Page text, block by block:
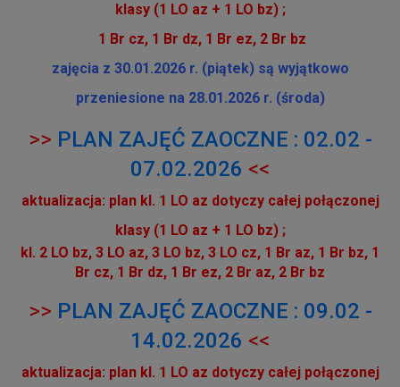
klasy (1 LO az + 1 LO bz) ;
1 Br cz, 1 Br dz, 1 Br ez, 2 Br bz
zajęcia z 30.01.2026 r. (piątek) są wyjątkowo
przeniesione na 28.01.2026 r. (środa)
>> PLAN ZAJĘĆ ZAOCZNE : 02.02 -
07.02.2026 <<
aktualizacja: plan kl. 1 LO az dotyczy całej połączonej
klasy (1 LO az + 1 LO bz) ;
kl. 2 LO bz, 3 LO az, 3 LO bz, 3 LO cz, 1 Br az, 1 Br bz, 1
Br cz, 1 Br dz, 1 Br ez, 2 Br az, 2 Br bz
>> PLAN ZAJĘĆ ZAOCZNE : 09.02 -
14.02.2026 <<
aktualizacja: plan kl. 1 LO az dotyczy całej połączonej